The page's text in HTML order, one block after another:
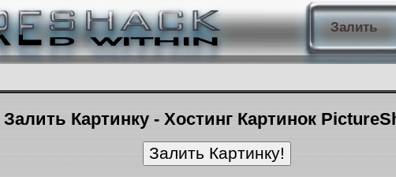
Залить
Залить Картинку - Хостинг Картинок